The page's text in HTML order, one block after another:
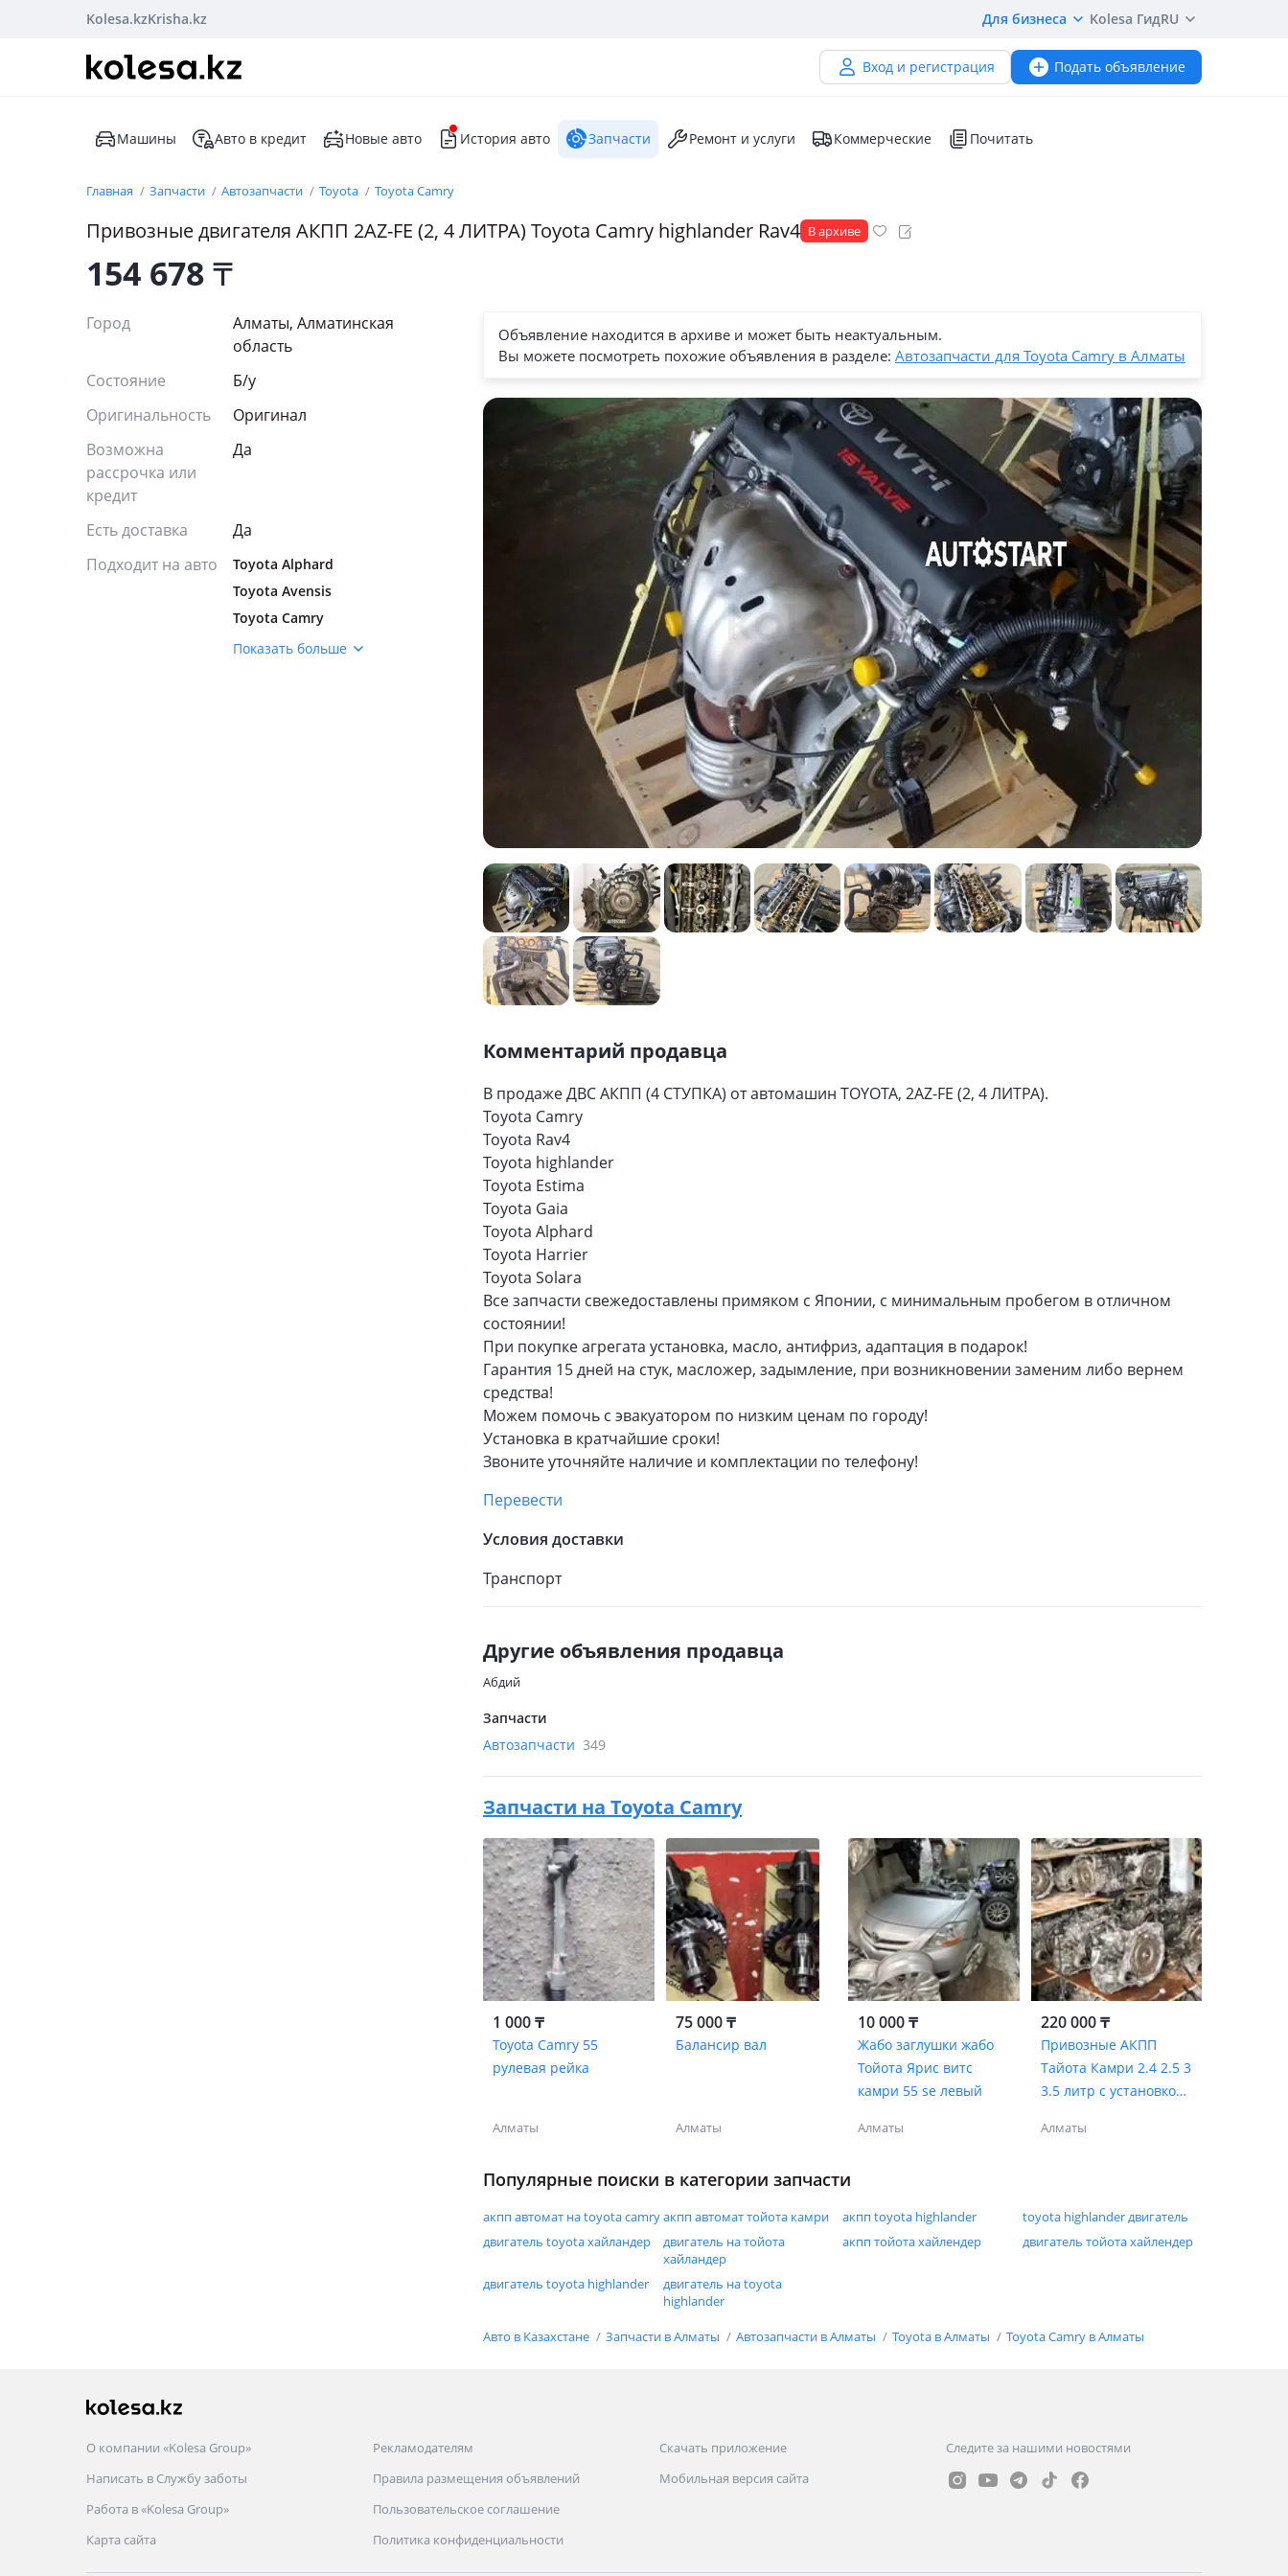
Kolesa.kzKrisha.kz Для бизнеса Kolesa ГидRU
Вход и регистрация Подать объявление
Машины Авто в кредит Новые авто История авто Запчасти Ремонт и услуги Коммерческие Почитать
Главная Запчасти Автозапчасти Toyota Toyota Camry
Привозные двигателя АКПП 2АZ-FE (2, 4 ЛИТРА) Toyota Camry highlander Rav4 В архиве
154 678₸
Город
Алматы, Алматинская
область
Состояние
Б/y
Оригинальность
Оригинал
Возможна
рассрочка или
кредит
Да
Есть доставка
Да
Подходит на авто
Toyota Alphard
Toyota Avensis
Toyota Camry
Toyota Corolla
Показать больше
Объявление находится в архиве и может быть неактуальным.
Вы можете посмотреть похожие объявления в разделе: Автозапчасти для Toyota Camry в Алматы
Комментарий продавца
В продаже ДВС АКПП (4 СТУПКА) от автомашин TOYOTA, 2АZ-FE (2, 4 ЛИТРА).
Toyota Camry
Toyota Rav4
Toyota highlander
Toyota Estima
Toyota Gaia
Toyota Alphard
Toyota Harrier
Toyota Solara
Все запчасти свежедоставлены примяком с Японии, с минимальным пробегом в отличном
состоянии!
При покупке агрегата установка, масло, антифриз, адаптация в подарок!
Гарантия 15 дней на стук, масложер, задымление, при возникновении заменим либо вернем
средства!
Можем помочь с эвакуатором по низким ценам по городу!
Установка в кратчайшие сроки!
Звоните уточняйте наличие и комплектации по телефону!
Перевести
Условия доставки
Транспорт
Другие объявления продавца
Абдий
Запчасти
Автозапчасти 349
Запчасти на Toyota Camry
1 000 ₸
Toyota Camry 55
рулевая рейка
Алматы
75 000 ₸
Балансир вал
Алматы
10 000 ₸
Жабо заглушки жабо
Тойота Ярис витс
камри 55 se левый
Алматы
220 000 ₸
Привозные АКПП
Тайота Камри 2.4 2.5 3
3.5 литр с установкой
Алматы
Популярные поиски в категории запчасти
акпп автомат на toyota camryакпп автомат тойота камри акпп toyota highlander
toyota highlander двигатель
двигатель toyota хайландер
двигатель на тойота
хайландер
акпп тойота хайлендер двигатель тойота хайлендер
двигатель toyota highlander
двигатель на toyota
highlander
Авто в Казахстане Запчасти в Алматы Автозапчасти в Алматы Toyota в Алматы Toyota Camry в Алматы
О компании «Kolesa Group»
Написать в Службу заботы
Работа в «Kolesa Group»
Карта сайта
Рекламодателям
Правила размещения объявлений
Пользовательское соглашение
Политика конфиденциальности
Скачать приложение
Мобильная версия сайта
Следите за нашими новостями